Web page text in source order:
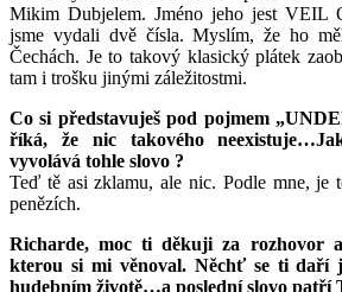
Mikim Dubjelem. Jméno jeho jest VEIL
jsme vydali dvě čísla. Myslím, že ho
Čechách. Je to takový klasický plátek
tam i trošku jinými záležitostmi.
Co si představuješ pod pojmem
říká, že nic takového
vyvolává tohle slovo ?
Teď tě asi zklamu, ale nic. Podle mne, je
penězích.
Richarde, moc ti děkuji za rozhovor
kterou si mi věnoval. Něchť se ti
hudebním životě…a poslední slovo patří